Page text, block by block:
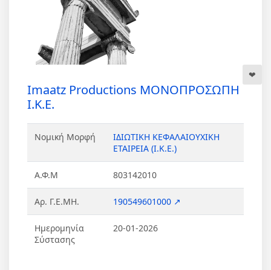
Imaatz Productions ΜΟΝΟΠΡΟΣΩΠΗ
Ι.Κ.Ε.
Νομική Μορφή
ΙΔΙΩΤΙΚΗ ΚΕΦΑΛΑΙΟΥΧΙΚΗ
ΕΤΑΙΡΕΙΑ (Ι.Κ.Ε.)
Α.Φ.Μ 803142010
Αρ. Γ.Ε.ΜΗ. 190549601000 ↗
Ημερομηνία
Σύστασης
20-01-2026